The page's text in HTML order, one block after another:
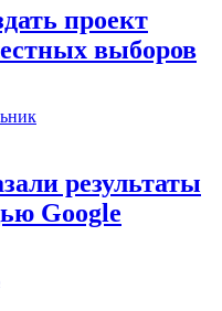
проект
выборов
результаты
Google